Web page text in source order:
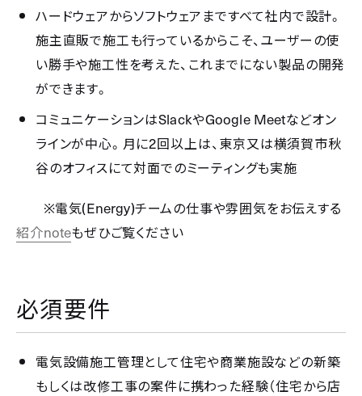
ハードウェアからソフトウェアまですべて社内で設計。
施主直販で施工も行っているからこそ、ユーザーの使
い勝手や施工性を考えた、これまでにない製品の開発
ができます。
コミュニケーションはSlackやGoogle Meetなどオン
ラインが中心。月に2回以上は、東京又は横須賀市秋
谷のオフィスにて対面でのミーティングも実施
※電気(Energy)チームの仕事や雰囲気をお伝えする
紹介noteもぜひご覧ください
必須要件
電気設備施工管理として住宅や商業施設などの新築
もしくは改修工事の案件に携わった経験（住宅から店